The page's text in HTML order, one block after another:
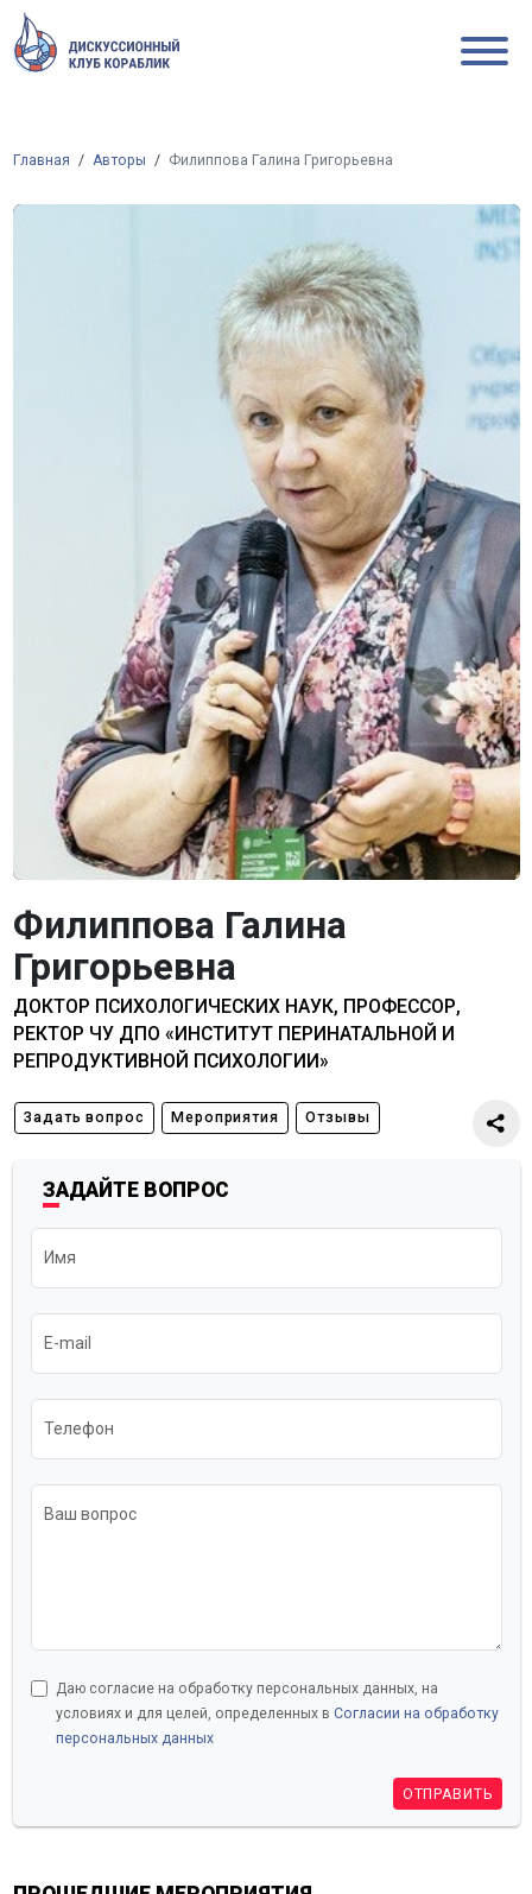
Главная Авторы Филиппова Галина Григорьевна
Филиппова Галина
Григорьевна
ДОКТОР ПСИХОЛОГИЧЕСКИХ НАУК, ПРОФЕССОР,
РЕКТОР ЧУ ДПО «ИНСТИТУТ ПЕРИНАТАЛЬНОЙ И
РЕПРОДУКТИВНОЙ ПСИХОЛОГИИ»
Задать вопрос Мероприятия Отзывы
ЗАДАЙТЕ ВОПРОС
Имя
E-mail
Телефон
Ваш вопрос
Даю согласие на обработку персональных данных, на
условиях и для целей, определенных в Согласии на обработку
персональных данных
ОТПРАВИТЬ